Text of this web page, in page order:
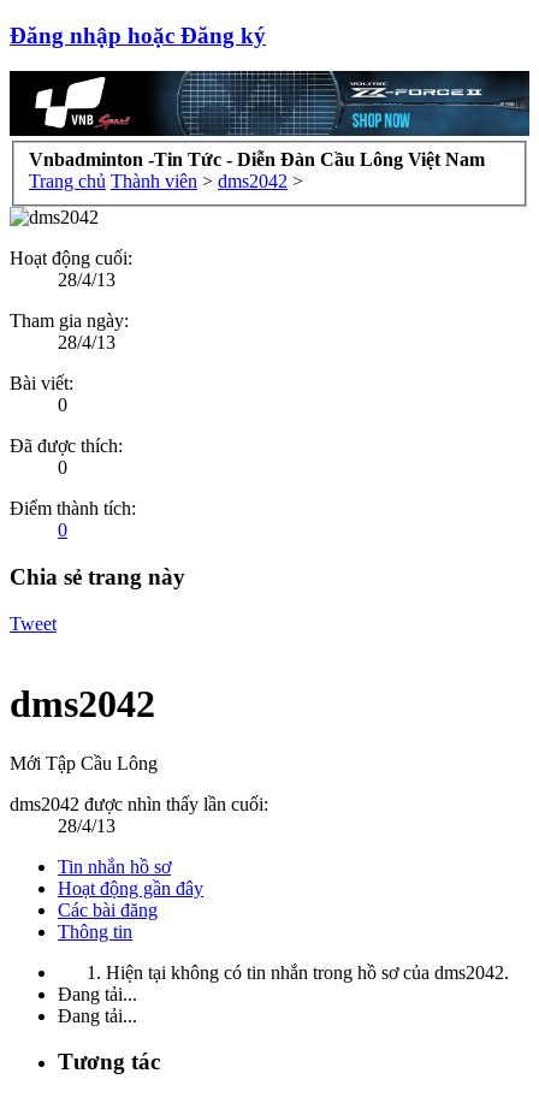
Đăng nhập hoặc Đăng ký
Vnbadminton -Tin Tức - Diễn Đàn Cầu Lông Việt Nam
Trang chủ Thành viên > dms2042 >
Hoạt động cuối:
28/4/13
Tham gia ngày:
28/4/13
Bài viết:
0
Đã được thích:
0
Điểm thành tích:
0
Chia sẻ trang này
Tweet
dms2042
Mới Tập Cầu Lông
dms2042 được nhìn thấy lần cuối:
28/4/13
Tin nhắn hồ sơ
Hoạt động gần đây
Các bài đăng
Thông tin
Hiện tại không có tin nhắn trong hồ sơ của dms2042.
Đang tải...
Đang tải...
Tương tác